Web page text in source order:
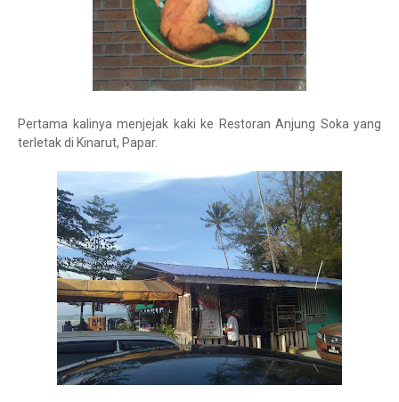
Pertama kalinya menjejak kaki ke Restoran Anjung Soka yang
terletak di Kinarut, Papar.